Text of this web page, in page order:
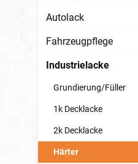
Autolack
Fahrzeugpflege
Industrielacke
Grundierung/Füller
1k Decklacke
2k Decklacke
Härter